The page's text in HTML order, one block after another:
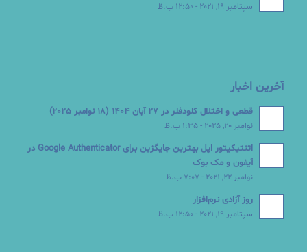
سپتامبر 19, 2021 - 12:50 ب.ظ
آخرین اخبار
قطعی و اختلال کلودفلر در 27 آبان 1404 (18 نوامبر 2025)
نوامبر 20, 2025 - 1:35 ب.ظ
اتنتیکیتور اپل بهترین جایگزین برای Google Authenticator در
آیفون و مک بوک
نوامبر 22, 2021 - 7:07 ب.ظ
روز آزادی نرم‌افزار
سپتامبر 19, 2021 - 12:50 ب.ظ